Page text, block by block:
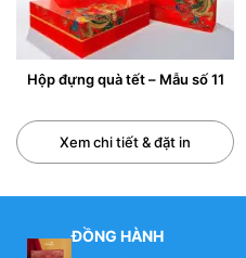
Hộp đựng quà tết – Mẫu số 11
Xem chi tiết & đặt in
ĐỒNG HÀNH